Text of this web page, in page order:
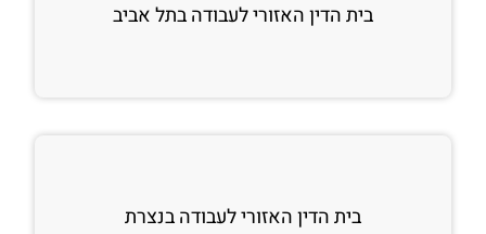
בית הדין האזורי לעבודה בתל אביב
בית הדין האזורי לעבודה בנצרת